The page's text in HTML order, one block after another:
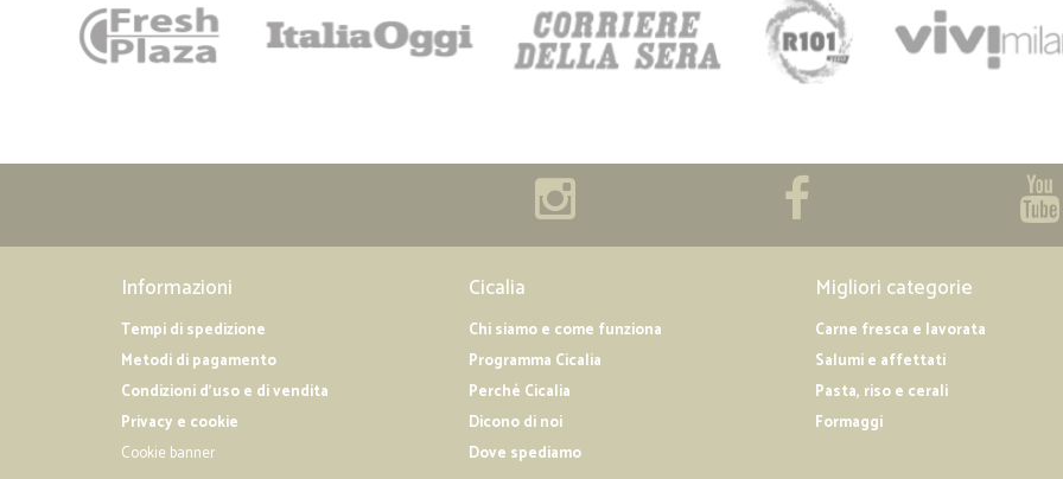
Servizio impeccabile
Servizio impeccabile, spedizione
Informazioni
Tempi di spedizione
Metodi di pagamento
Condizioni d'uso e di vendita
Privacy e cookie
Cookie banner
Cicalia
Chi siamo e come funziona
Programma Cicalia
Perché Cicalia
Dicono di noi
Dove spediamo
Migliori categorie
Carne fresca e lavorata
Salumi e affettati
Pasta, riso e cerali
Formaggi